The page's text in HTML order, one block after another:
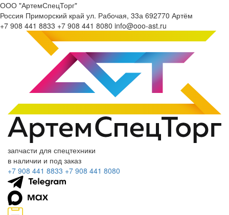
ООО "АртемСпецТорг"
Россия Приморский край ул. Рабочая, 33а 692770 Артём
+7 908 441 8833 +7 908 441 8080 info@ooo-ast.ru
запчасти для спецтехники
в наличии и под заказ
+7 908 441 8833 +7 908 441 8080